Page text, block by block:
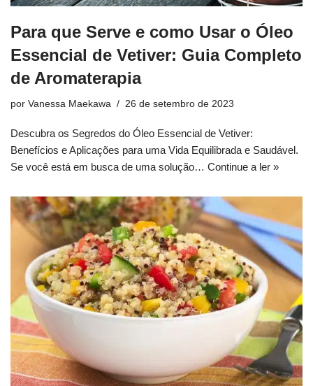
Para que Serve e como Usar o Óleo
Essencial de Vetiver: Guia Completo
de Aromaterapia
por Vanessa Maekawa 26 de setembro de 2023
Descubra os Segredos do Óleo Essencial de Vetiver:
Benefícios e Aplicações para uma Vida Equilibrada e Saudável.
Se você está em busca de uma solução… Continue a ler »